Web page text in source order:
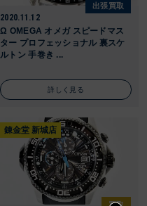
出張買取
2020.11.12
Ω OMEGA オメガ スピードマス
ター プロフェッショナル 裏スケ
ルトン 手巻き ...
詳しく見る
錬金堂 新城店